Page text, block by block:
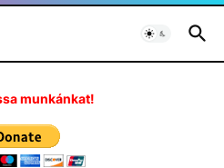
munkánkat!